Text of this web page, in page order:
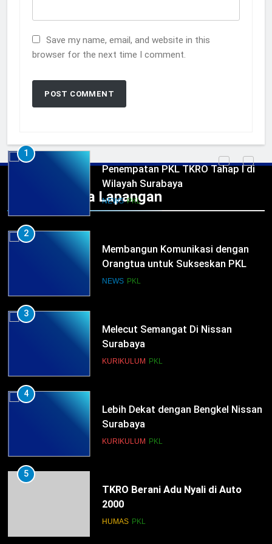
Save my name, email, and website in this
browser for the next time I comment.
Praktek Kerja Lapangan
Surabaya
KURIKULUM PKL
TKRO Berani Adu Nyali di Auto
1
Penempatan PKL TKRO Tahap I di
Wilayah Surabaya
NEWS PKL
2
Membangun Komunikasi dengan
Orangtua untuk Sukseskan PKL
Kompetensi Keahlian TKRO
NEWS PKL
3
Melecut Semangat Di Nissan
Surabaya
KURIKULUM PKL
4
Lebih Dekat dengan Bengkel Nissan
Surabaya
KURIKULUM PKL
5
TKRO Berani Adu Nyali di Auto
2000
HUMAS PKL